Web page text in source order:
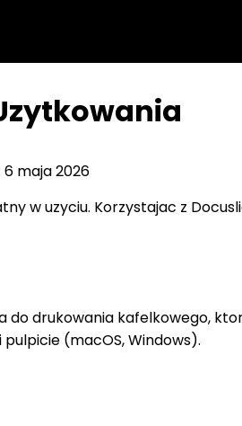
maja 2026
w uzyciu. Korzystajac z
do drukowania kafelkowego,
pulpicie (macOS, Windows).